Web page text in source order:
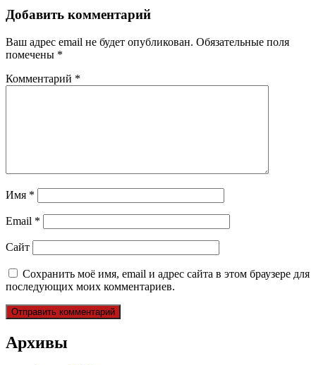
Добавить комментарий
Ваш адрес email не будет опубликован. Обязательные поля
помечены *
Комментарий *
Имя *
Email *
Сайт
Сохранить моё имя, email и адрес сайта в этом браузере для
последующих моих комментариев.
Архивы